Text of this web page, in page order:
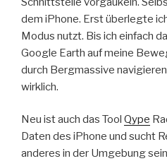
dem iPhone. Erst überlegte
Modus nutzt. Bis ich einfach
Google Earth auf meine
durch Bergmassive
wirklich.
Neu ist auch das Tool Qype
Daten des iPhone und sucht
anderes in der Umgebung